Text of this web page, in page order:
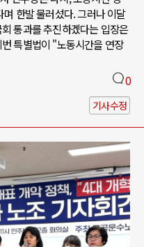
한발 물러섰다. 그러나 이달
통과를 추진하겠다는 입장은
특별법이 "노동시간을 연장
0
기사수정